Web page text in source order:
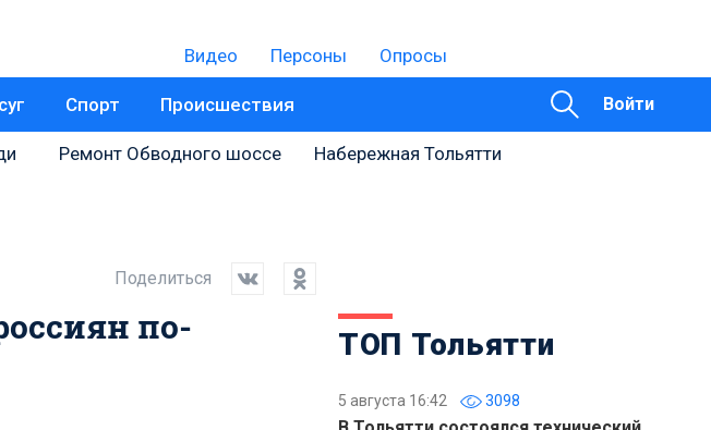
Видео Персоны Опросы
Спорт Происшествия Войти
Ремонт Обводного шоссе
Набережная Тольятти
Поделиться
по-
ТОП Тольятти
5 августа 16:42 3098